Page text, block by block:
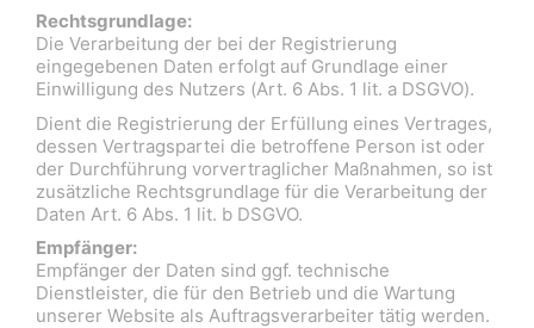
Rechtsgrundlage:
Die Verarbeitung der bei der Registrierung
eingegebenen Daten erfolgt auf Grundlage einer
Einwilligung des Nutzers (Art. 6 Abs. 1 lit. a DSGVO).
Dient die Registrierung der Erfüllung eines Vertrages,
dessen Vertragspartei die betroffene Person ist oder
der Durchführung vorvertraglicher Maßnahmen, so ist
zusätzliche Rechtsgrundlage für die Verarbeitung der
Daten Art. 6 Abs. 1 lit. b DSGVO.
Empfänger:
Empfänger der Daten sind ggf. technische
Dienstleister, die für den Betrieb und die Wartung
unserer Website als Auftragsverarbeiter tätig werden.